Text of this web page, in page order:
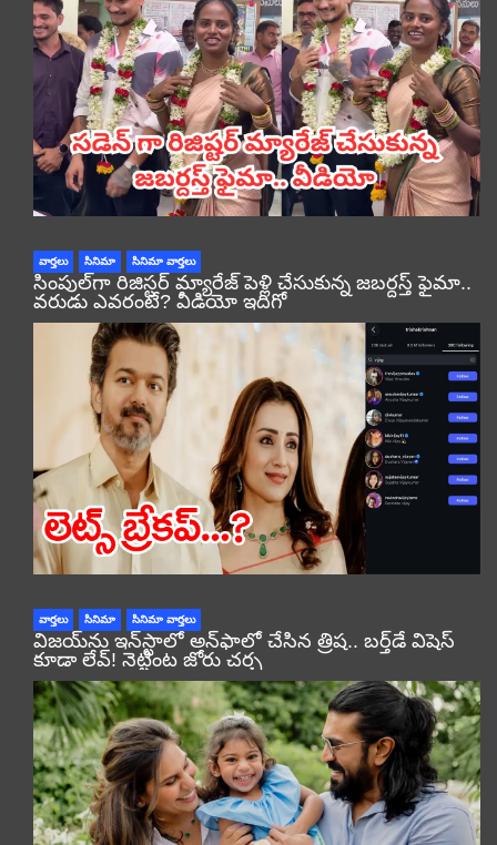
వార్తలు సినిమా సినిమా వార్తలు
సింపుల్‌గా రిజిస్టర్‌ మ్యారేజ్ పెళ్లి చేసుకున్న జబర్దస్త్ ఫైమా..
వరుడు ఎవరంటే? వీడియో ఇదిగో
వార్తలు సినిమా సినిమా వార్తలు
విజయ్‌ను ఇన్‌స్టాలో అన్‌ఫాలో చేసిన త్రిష.. బర్త్‌డే విషెస్
కూడా లేవ్! నెట్టింట జోరు చర్చ